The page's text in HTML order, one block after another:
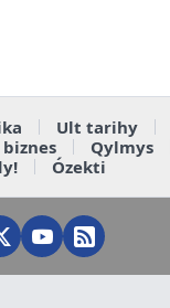
Ult tarihy
Qylmys
Ózekti